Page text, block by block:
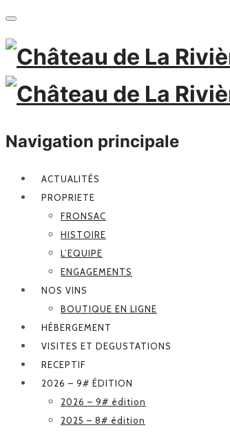
Navigation principale
ACTUALITÉS
PROPRIETE
FRONSAC
HISTOIRE
L’EQUIPE
ENGAGEMENTS
NOS VINS
BOUTIQUE EN LIGNE
HÉBERGEMENT
VISITES ET DEGUSTATIONS
RECEPTIF
2026 – 9# ÉDITION
2026 – 9# édition
2025 – 8# édition